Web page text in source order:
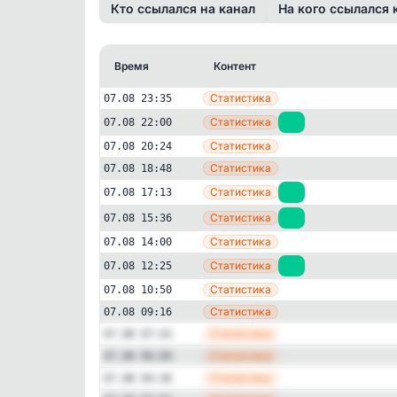
Бизнес и финансы
ВКонтакте для
1'439подписчиков
Подписчиков за 24 часа
+7
Детальная динамика
Просмотры
Кто ссылался на канал На кого ссылался
Время Контент
07.08 23:35 Статистика
07.08 22:00
Статистика
07.08 20:24
Статистика
07.08 18:48
Статистика
07.08 17:13
Статистика
07.08 15:36 Статистика
07.08 14:00
Статистика
07.08 12:25
Статистика
07.08 10:50
Статистика
07.08 09:16
Статистика
Статистика
Статистика
Статистика